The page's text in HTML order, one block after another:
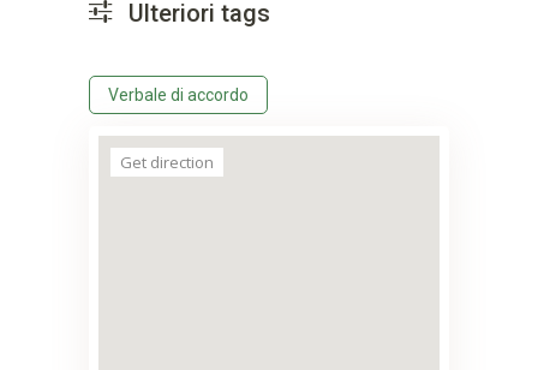
Ulteriori tags
Verbale di accordo
Get direction